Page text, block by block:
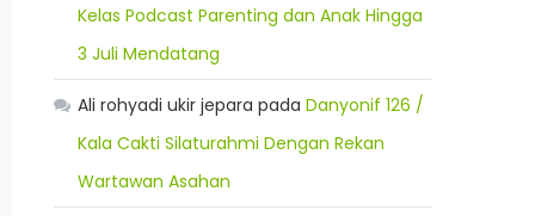
Kelas Podcast Parenting dan Anak Hingga
3 Juli Mendatang
Ali rohyadi ukir jepara padaDanyonif 126 /
Kala Cakti Silaturahmi Dengan Rekan
Wartawan Asahan